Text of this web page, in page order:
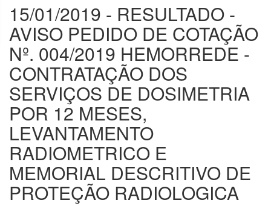
15/01/2019 - RESULTADO -
AVISO PEDIDO DE COTAÇÃO
Nº. 004/2019 HEMORREDE -
CONTRATAÇÃO DOS
SERVIÇOS DE DOSIMETRIA
POR 12 MESES,
LEVANTAMENTO
RADIOMETRICO E
MEMORIAL DESCRITIVO DE
PROTEÇÃO RADIOLOGICA